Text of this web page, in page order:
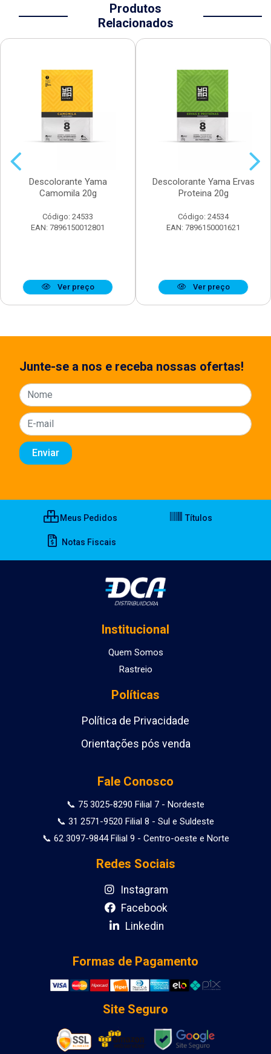
Produtos
Relacionados
Descolorante Yama
Camomila 20g
Código: 24533
EAN: 7896150012801
Ver preço
Descolorante Yama Ervas
Proteina 20g
Código: 24534
EAN: 7896150001621
Ver preço
Junte-se a nos e receba nossas ofertas!
Meus Pedidos Títulos
Notas Fiscais
Institucional
Quem Somos
Rastreio
Políticas
Política de Privacidade
Orientações pós venda
Fale Conosco
📞 75 3025-8290 Filial 7 - Nordeste
📞 31 2571-9520 Filial 8 - Sul e Suldeste
📞 62 3097-9844 Filial 9 - Centro-oeste e Norte
Redes Sociais
Instagram
Facebook
Linkedin
Formas de Pagamento
Site Seguro